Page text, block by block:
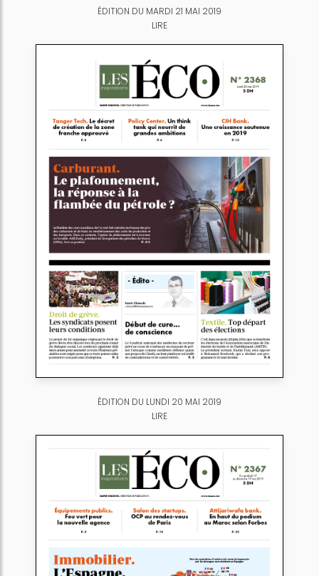
ÉDITION DU MARDI 21 MAI 2019
LIRE
ÉDITION DU LUNDI 20 MAI 2019
LIRE